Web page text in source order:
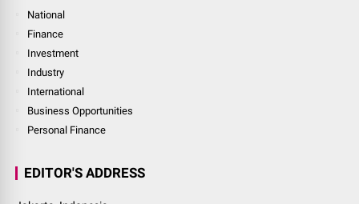
National
Finance
Investment
Industry
International
Business Opportunities
Personal Finance
EDITOR'S ADDRESS